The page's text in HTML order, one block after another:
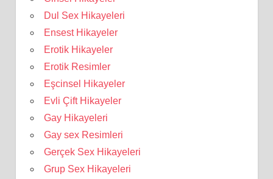
Dul Sex Hikayeleri
Ensest Hikayeler
Erotik Hikayeler
Erotik Resimler
Eşcinsel Hikayeler
Evli Çift Hikayeler
Gay Hikayeleri
Gay sex Resimleri
Gerçek Sex Hikayeleri
Grup Sex Hikayeleri